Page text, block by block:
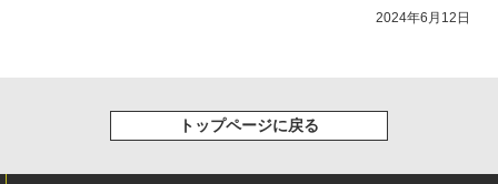
2024年6月12日
トップページに戻る